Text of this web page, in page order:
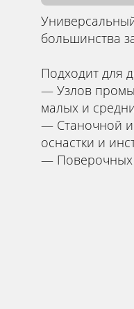
большинства
Подходит для
— Узлов
малых и
— Станочной
оснастки и
— Поверочных